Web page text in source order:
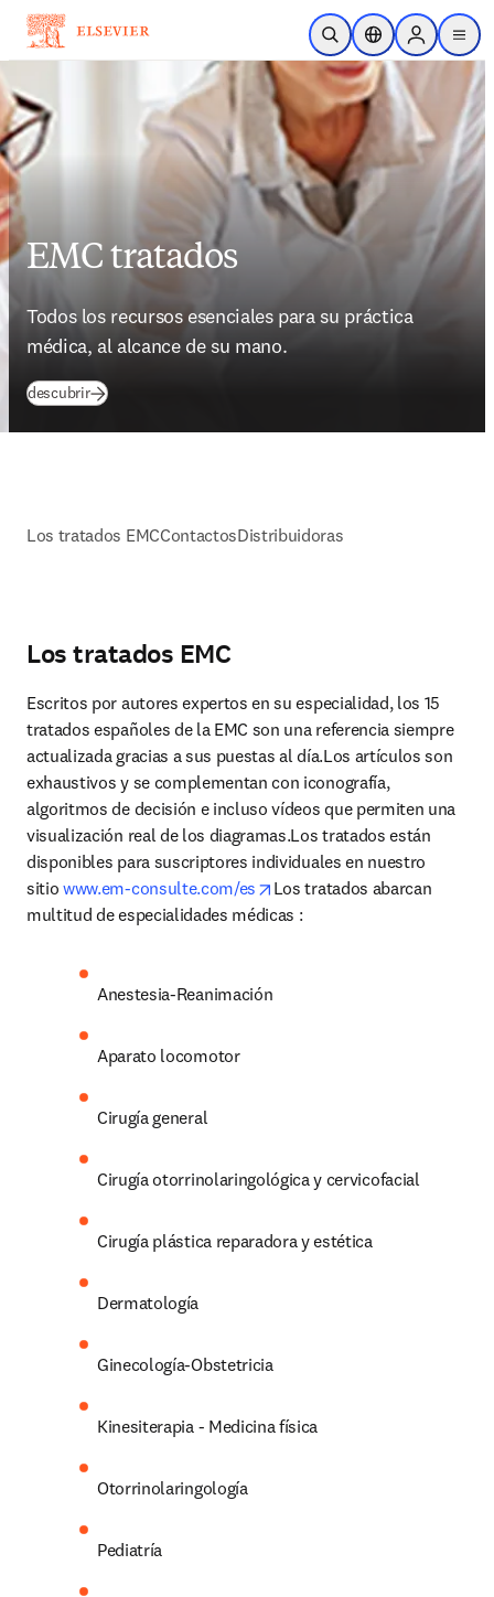
Ir para o conteúdo principal
Pesquisa aberta
Seletor deSign in to
menu
EMC tratados
Todos los recursos esenciales para su práctica
médica, al alcance de su mano.
descubrir(abre em uma nova guia/janela
Los tratados EMCContactosDistribuidoras
Los tratados EMC
Escritos por autores expertos en su especialidad, los 15
tratados españoles de la EMC son una referencia siempre
actualizada gracias a sus puestas al día.Los artículos son
exhaustivos y se complementan con iconografía,
algoritmos de decisión e incluso vídeos que permiten una
visualización real de los diagramas.Los tratados están
disponibles para suscriptores individuales en nuestro
sitio www.em-consulte.com/es opens in new tab/window
Los tratados abarcan
multitud de especialidades médicas :
Anestesia-Reanimación
Aparato locomotor
Cirugía general
Cirugía otorrinolaringológica y cervicofacial
Cirugía plástica reparadora y estética
Dermatología
Ginecología-Obstetricia
Kinesiterapia - Medicina física
Otorrinolaringología
Pediatría